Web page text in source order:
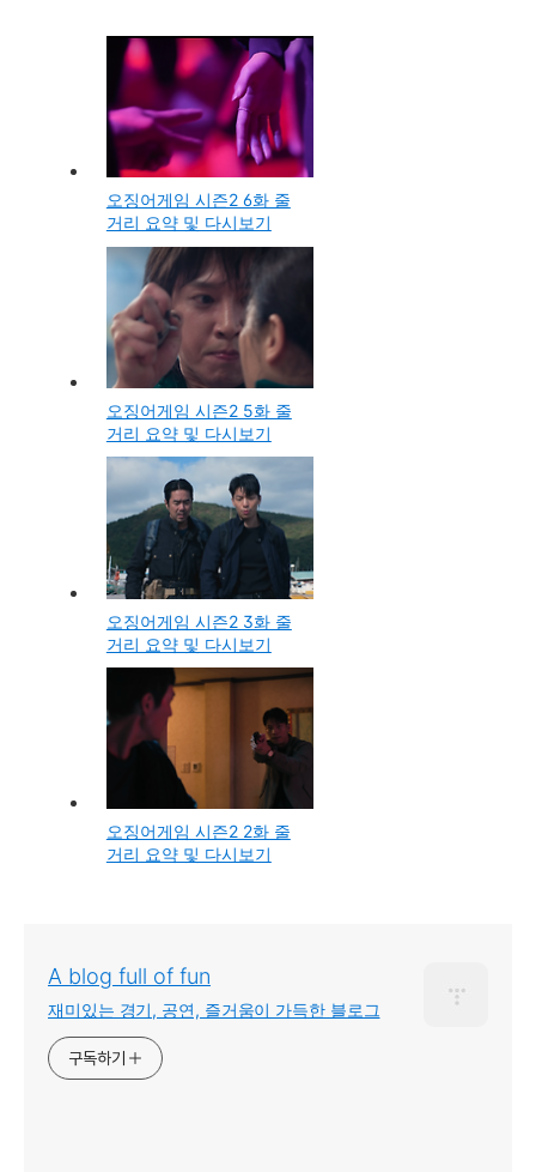
오징어게임 시즌2 6화 줄
거리 요약 및 다시보기
오징어게임 시즌2 5화 줄
거리 요약 및 다시보기
오징어게임 시즌2 3화 줄
거리 요약 및 다시보기
오징어게임 시즌2 2화 줄
거리 요약 및 다시보기
A blog full of fun
재미있는 경기, 공연, 즐거움이 가득한 블로그
구독하기